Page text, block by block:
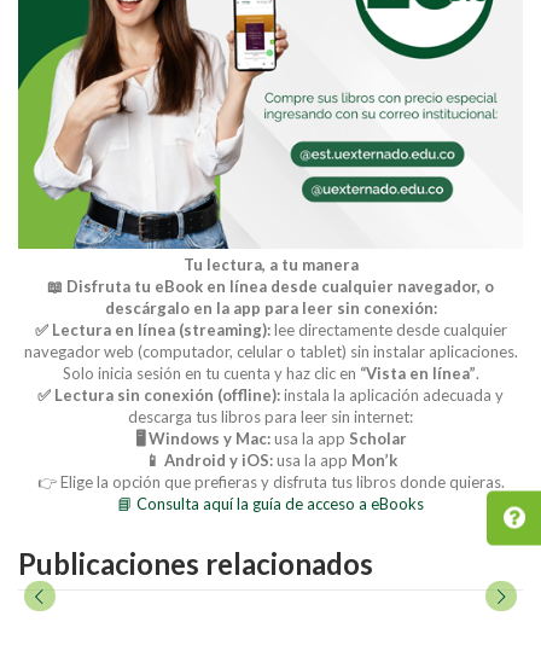
Tu lectura, a tu manera
📖 Disfruta tu eBook en línea desde cualquier navegador, o
descárgalo en la app para leer sin conexión:
✅ Lectura en línea (streaming):lee directamente desde cualquier
navegador web (computador, celular o tablet) sin instalar aplicaciones.
Solo inicia sesión en tu cuenta y haz clic en “Vista en línea”.
✅ Lectura sin conexión (offline):instala la aplicación adecuada y
descarga tus libros para leer sin internet:
🖥️ Windows y Mac:usa la app Scholar
📱 Android y iOS:usa la app Mon’k
👉 Elige la opción que prefieras y disfruta tus libros donde quieras.
📘 Consulta aquí la guía de acceso a eBooks
Publicaciones relacionados